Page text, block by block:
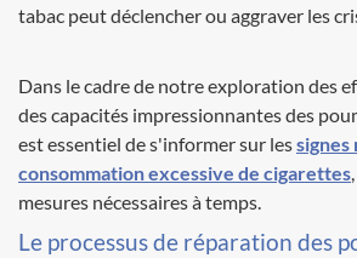
tabac peut déclencher ou aggraver les
Dans le cadre de notre exploration des
des capacités impressionnantes des
est essentiel de s'informer sur les
consommation excessive de cigarettes
mesures nécessaires à temps.
Le processus de réparation des